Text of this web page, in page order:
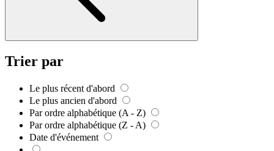
Trier par
Le plus récent d'abord
Le plus ancien d'abord
Par ordre alphabétique (A - Z)
Par ordre alphabétique (Z - A)
Date d'événement